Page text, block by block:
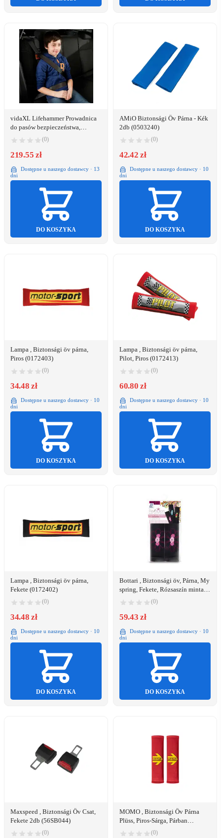
vidaXL Lifehammer Prowadnica
do pasów bezpieczeństwa,
czerwono-czarna
(0)
219.55 zł
Dostępne u naszego dostawcy · 13
dni
DO KOSZYKA
AMiO Biztonsági Öv Párna - Kék
2db (0503240)
(0)
42.42 zł
Dostępne u naszego dostawcy · 10
dni
DO KOSZYKA
Lampa , Biztonsági öv párna,
Piros (0172403)
(0)
34.48 zł
Dostępne u naszego dostawcy · 10
dni
DO KOSZYKA
Lampa , Biztonsági öv párna,
Pilot, Piros (0172413)
(0)
60.80 zł
Dostępne u naszego dostawcy · 10
dni
DO KOSZYKA
Lampa , Biztonsági öv párna,
Fekete (0172402)
(0)
34.48 zł
Dostępne u naszego dostawcy · 10
dni
DO KOSZYKA
Bottari , Biztonsági öv, Párna, My
spring, Fekete, Rózsaszín minta
(0)
59.43 zł
Dostępne u naszego dostawcy · 10
dni
DO KOSZYKA
Maxspeed , Biztonsági Öv Csat,
Fekete 2db (56SB044)
(0)
MOMO , Biztonsági Öv Párna
Plüss, Piros-Sárga, Párban
(30SHP001R)
(0)